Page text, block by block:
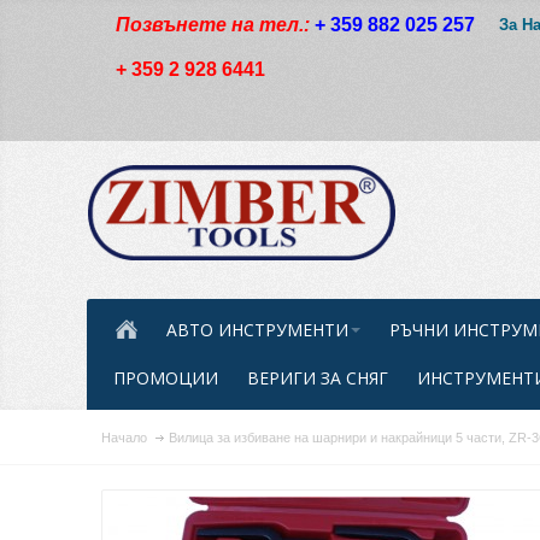
Позвънете на тел.: + 359 882 025 257
+ 359 2 928 6441
За
АВТО ИНСТРУМЕНТИ РЪЧНИ
ПРОМОЦИИ ВЕРИГИ ЗА СНЯГ
Начало Вилица за избиване на шарнири и накрайници 5 части,